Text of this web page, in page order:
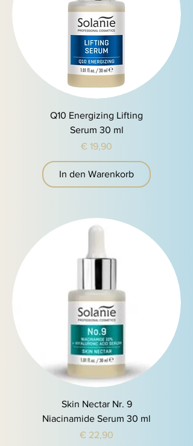
Q10 Energizing Lifting
Serum 30 ml
Preis
€ 19,90
In den Warenkorb
Skin Nectar Nr. 9
Niacinamide Serum 30 ml
Preis
€ 22,90